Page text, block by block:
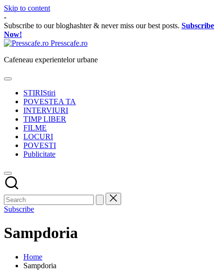
Skip to content
-
Subscribe to our bloghashter & never miss our best posts. Subscribe
Now!
Presscafe.ro
Cafeneau experientelor urbane
STIRIStiri
POVESTEA TA
INTERVIURI
TIMP LIBER
FILME
LOCURI
POVESTI
Publicitate
Subscribe
Sampdoria
Home
Sampdoria